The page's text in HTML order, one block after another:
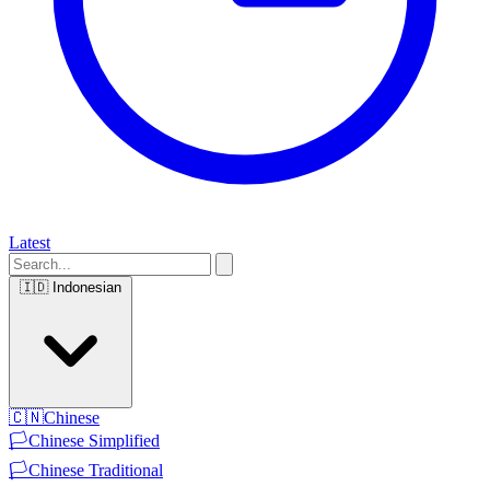
Latest
🇮🇩 Indonesian
🇨🇳Chinese
🏳️Chinese Simplified
🏳️Chinese Traditional